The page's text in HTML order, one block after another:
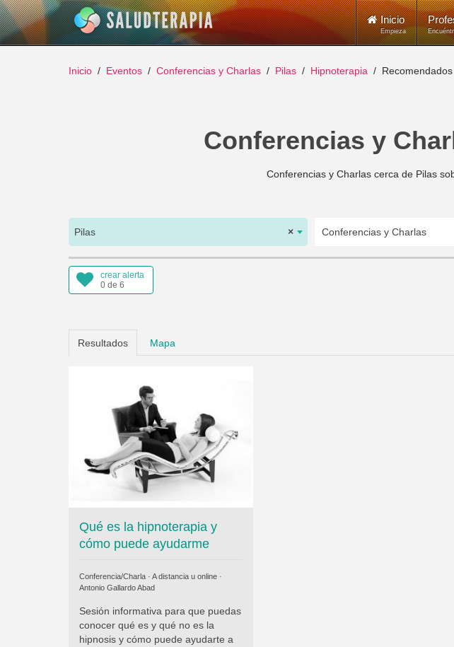
Inicio
Empieza
Inicio Eventos Conferencias y Charlas Pilas Hipnoterapia Recomendados
Conferencias y
Conferencias y Charlas cerca de Pilas
×
Pilas
crear alerta
0 de 6
Resultados Mapa
Qué es la hipnoterapia y
cómo puede ayudarme
Conferencia/Charla · A distancia u online ·
Antonio Gallardo Abad
Sesión informativa para que puedas
conocer qué es y qué no es la
hipnosis y cómo puede ayudarte a